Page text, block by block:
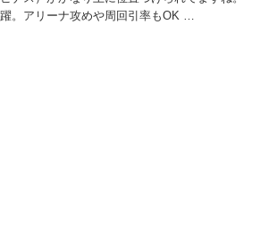
躍。アリーナ攻めや周回引率もOK …
士（ルピナス）は高評価？